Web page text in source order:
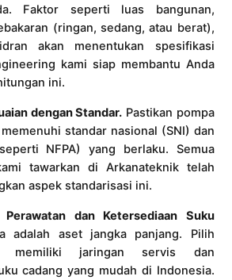
Faktor seperti luas bangunan,
(ringan, sedang, atau berat),
akan menentukan spesifikasi
kami siap membantu Anda
ini.
dengan Standar. Pastikan pompa
standar nasional (SNI) dan
NFPA) yang berlaku. Semua
tawarkan di Arkanateknik telah
aspek standarisasi ini.
Perawatan dan Ketersediaan Suku
adalah aset jangka panjang. Pilih
memiliki jaringan servis dan
cadang yang mudah di Indonesia.